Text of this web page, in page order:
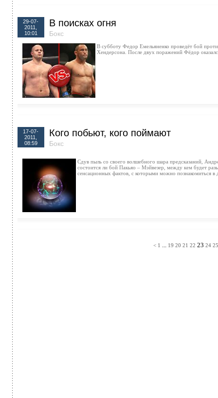
29-07-
2011,
10:01
В поисках огня
Бокс
В субботу Федор Емельяненко проведёт бой
Хендерсона. После двух поражений Фёдор
17-07-
2011,
08:59
Кого побьют, кого поймают
Бокс
Сдув пыль со своего волшебного шара предсказаний,
состоится ли бой Пакьяо – Мэйвезер, между кем будет
сенсационных фактов, с которыми можно познакомиться в
< 1 ... 19 20 21 22 23 24